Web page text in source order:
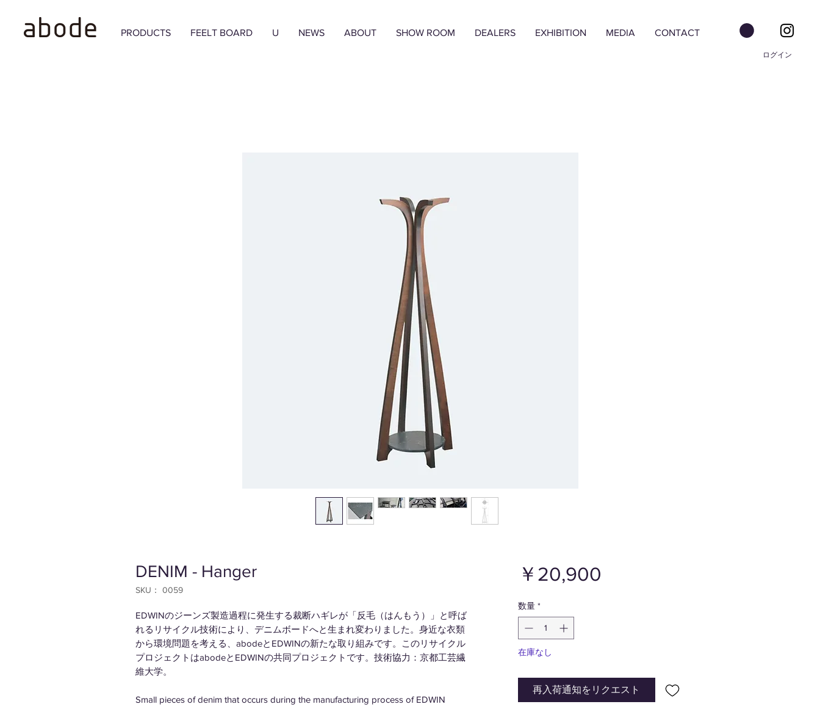
PRODUCTS FEELT BOARD U NEWS ABOUT SHOW ROOM DEALERS EXHIBITION MEDIA CONTACT
ログイン
DENIM - Hanger
SKU： 0059
EDWINのジーンズ製造過程に発生する裁断ハギレが「反毛（はんもう）」と呼ば
れるリサイクル技術により、デニムボードへと生まれ変わりました。身近な衣類
から環境問題を考える、abodeとEDWINの新たな取り組みです。このリサイクル
プロジェクトはabodeとEDWINの共同プロジェクトです。技術協力：京都工芸繊
維大学。
Small pieces of denim that occurs during the manufacturing process of EDWIN
￥20,900
数量 *
在庫なし
再入荷通知をリクエスト